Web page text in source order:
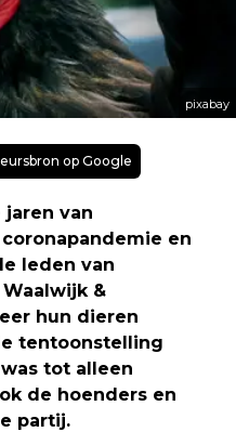
pixabay
op Google
jaren van
en
leden van
&
hun dieren
tentoonstelling
tot alleen
de hoenders en
partij.